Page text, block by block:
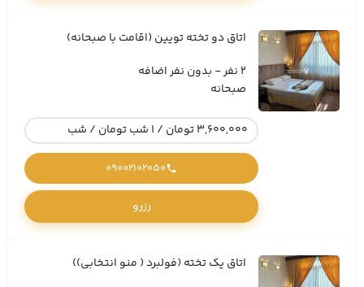
اتاق دو تخته تویین (اقامت با صبحانه)
2 نفر - بدون نفر اضافه
صبحانه
3,600,000 تومان / 1 شب تومان / شب
09002102050
رزرو
اتاق یک تخته (فولبرد ( منو انتخابی))